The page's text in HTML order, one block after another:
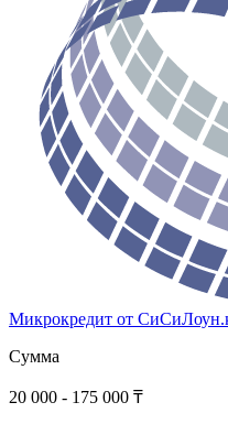
Микрокредит от
Сумма
20 000 - 175 000 ₸